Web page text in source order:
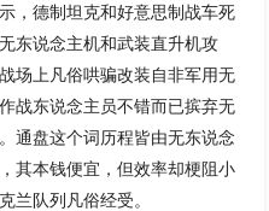
，德制坦克和好意思制战车死
东说念主机和武装直升机攻
场上凡俗哄骗改装自非军用无
战东说念主员不错而已摈弃无
通盘这个词历程皆由无东说念
其本钱便宜，但效率却梗阻小
兰队列凡俗经受。